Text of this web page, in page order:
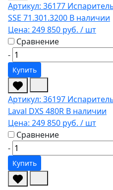
Артикул: 36177
SSE 71.301.3200 В наличии
Цена: 249 850 руб. / шт
Сравнение
-
Купить
Артикул: 36197
Laval DXS 480R В наличии
Цена: 249 850 руб. / шт
Сравнение
-
Купить